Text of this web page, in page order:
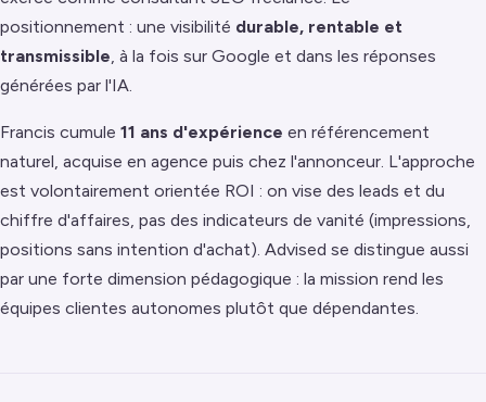
positionnement : une visibilité durable, rentable et
transmissible , à la fois sur Google et dans les réponses
générées par l'IA.
Francis cumule 11 ans d'expérience en référencement
naturel, acquise en agence puis chez l'annonceur. L'approche
est volontairement orientée ROI : on vise des leads et du
chiffre d'affaires, pas des indicateurs de vanité (impressions,
positions sans intention d'achat). Advised se distingue aussi
par une forte dimension pédagogique : la mission rend les
équipes clientes autonomes plutôt que dépendantes.